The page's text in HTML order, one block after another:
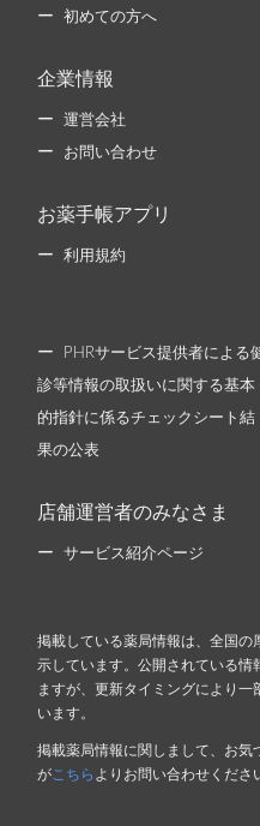
初めての方へ
企業情報
運営会社
お問い合わせ
お薬手帳アプリ
利用規約
PHRサービス提供者による
診等情報の取扱いに関する基本
的指針に係るチェックシート結
果の公表
店舗運営者のみなさま
サービス紹介ページ
掲載している薬局情報は、全国
示しています。公開されている
ますが、更新タイミングにより
います。
掲載薬局情報に関しまして、お
が こちら よりお問い合わせくださ